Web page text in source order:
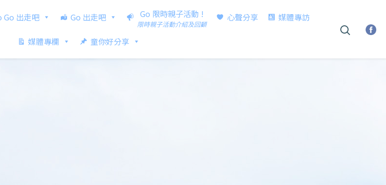
Go 出走吧 Go 出走吧 Go 限時親子活動 !
限時親子活動介紹及回顧
心聲分享 媒體專訪
媒體專欄 童你好分享